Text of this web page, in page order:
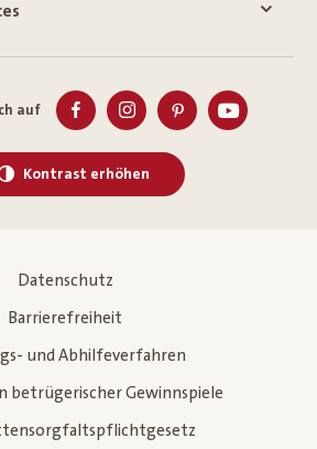
auf
Kontrast erhöhen
Datenschutz
Barrierefreiheit
und Abhilfeverfahren
betrügerischer Gewinnspiele